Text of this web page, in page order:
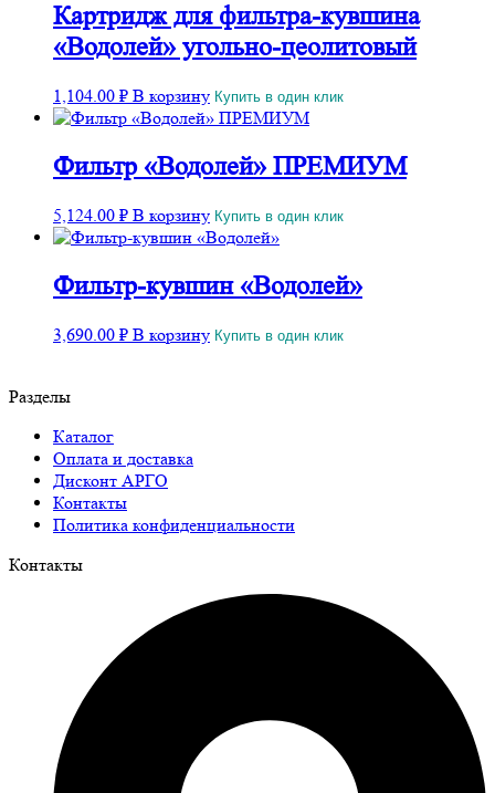
Картридж для фильтра-кувшина
«Водолей» угольно-цеолитовый
1,104.00 ₽ В корзину Купить в один клик
Фильтр «Водолей» ПРЕМИУМ
5,124.00 ₽ В корзину Купить в один клик
Фильтр-кувшин «Водолей»
3,690.00 ₽ В корзину Купить в один клик
Разделы
Каталог
Оплата и доставка
Дисконт АРГО
Контакты
Политика конфиденциальности
Контакты